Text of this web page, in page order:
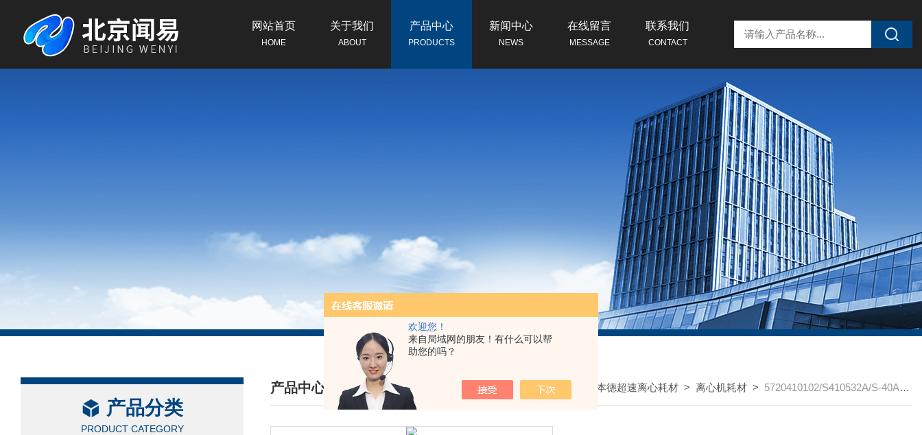
欢迎您！
来自局域网的朋友！有什么可以帮
助您的吗？
网站首页
HOME
关于我们
ABOUT
产品中心
PRODUCTS
新闻中心
NEWS
在线留言
MESSAGE
联系我们
CONTACT
产品分类
PRODUCT CATEGORY
产品中心
/ PRODUCTS CENTER
首页> 产品中心> 日立/艾本德超速离心耗材 >离心机耗材 > 5720410102/S410532A/S-40AL管盖